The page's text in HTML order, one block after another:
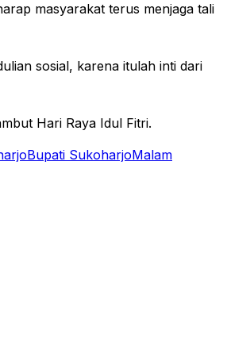
masyarakat terus menjaga tali
sosial, karena itulah inti dari
Hari Raya Idul Fitri.
Bupati SukoharjoMalam